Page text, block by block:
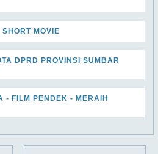
MOVIE
DPRD PROVINSI SUMBAR
- FILM PENDEK - MERAIH